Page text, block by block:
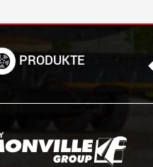
PRODUKTE